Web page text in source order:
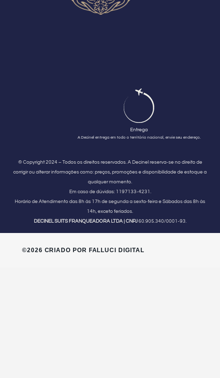
Entrega
A Decinel entrega em todo o território nacional, envie seu endereço.
© Copyright 2024 – Todos os direitos reservados. A Decinel reserva-se no direito de
corrigir ou alterar informações como: preços, promoções e disponibilidade de estoque a
qualquer momento.
Em caso de dúvidas:1197133-4231.
Horário de Atendimento das 8h às 17h de segunda a sexta-feira e Sábados das 8h às
14h, exceto feriados.
DECINEL SUITS FRANQUEADORA LTDA | CNPJ60.905.340/0001-93.
©2026 CRIADO POR FALLUCI DIGITAL